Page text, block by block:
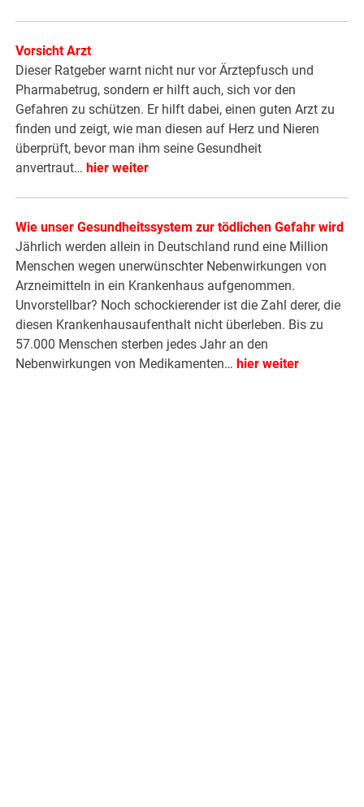
Vorsicht Arzt
Dieser Ratgeber warnt nicht nur vor Ärztepfusch und
Pharmabetrug, sondern er hilft auch, sich vor den
Gefahren zu schützen. Er hilft dabei, einen guten Arzt zu
finden und zeigt, wie man diesen auf Herz und Nieren
überprüft, bevor man ihm seine Gesundheit
anvertraut… hier weiter
Wie unser Gesundheitssystem zur tödlichen Gefahr wird
Jährlich werden allein in Deutschland rund eine Million
Menschen wegen unerwünschter Nebenwirkungen von
Arzneimitteln in ein Krankenhaus aufgenommen.
Unvorstellbar? Noch schockierender ist die Zahl derer, die
diesen Krankenhausaufenthalt nicht überleben. Bis zu
57.000 Menschen sterben jedes Jahr an den
Nebenwirkungen von Medikamenten…hier weiter